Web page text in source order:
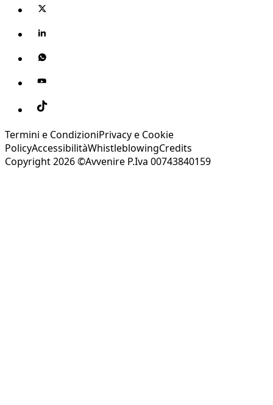
Termini e CondizioniPrivacy e Cookie
PolicyAccessibilitàWhistleblowingCredits
Copyright 2026 ©Avvenire P.Iva 00743840159